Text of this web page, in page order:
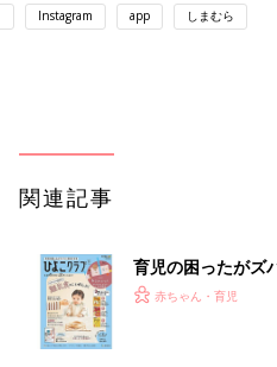
Instagram app しまむら
関連記事
育児の困ったがズ
『ひよこクラブ
赤ちゃん・育児